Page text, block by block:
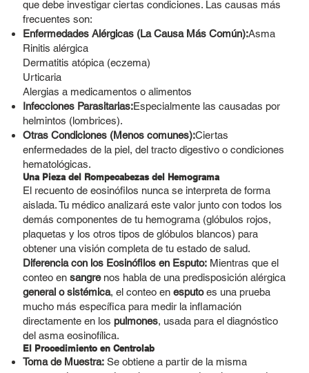
que debe investigar ciertas condiciones. Las causas más
frecuentes son:
Enfermedades Alérgicas (La Causa Más Común):Asma
Rinitis alérgica
Dermatitis atópica (eczema)
Urticaria
Alergias a medicamentos o alimentos
Infecciones Parasitarias:Especialmente las causadas por
helmintos (lombrices).
Otras Condiciones (Menos comunes):Ciertas
enfermedades de la piel, del tracto digestivo o condiciones
hematológicas.
Una Pieza del Rompecabezas del Hemograma
El recuento de eosinófilos nunca se interpreta de forma
aislada. Tu médico analizará este valor junto con todos los
demás componentes de tu hemograma (glóbulos rojos,
plaquetas y los otros tipos de glóbulos blancos) para
obtener una visión completa de tu estado de salud.
Diferencia con los Eosinófilos en Esputo:Mientras que el
conteo en sangrenos habla de una predisposición alérgica
general o sistémica, el conteo en esputoes una prueba
mucho más específica para medir la inflamación
directamente en los pulmones, usada para el diagnóstico
del asma eosinofílica.
El Procedimiento en Centrolab
Toma de Muestra:Se obtiene a partir de la misma